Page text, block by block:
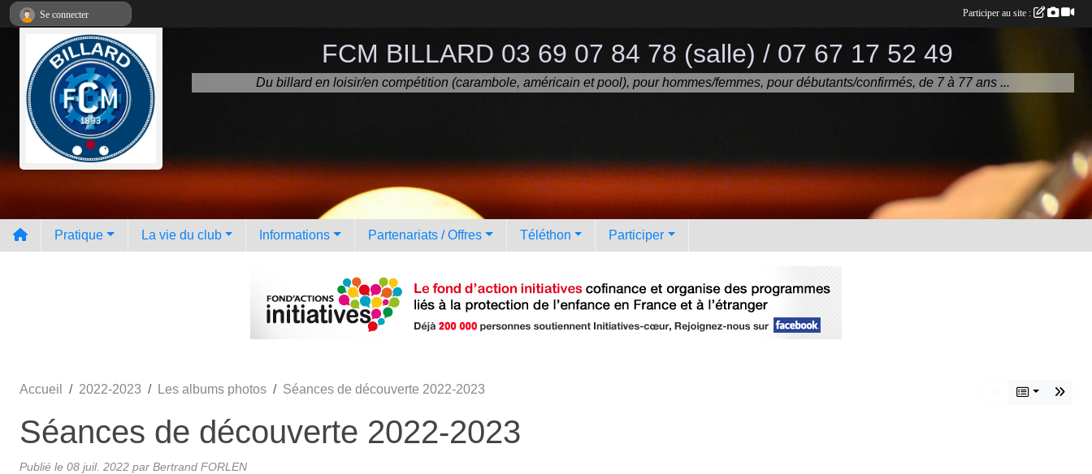
FCM BILLARD 03 69 07 84 78 (salle) / 07 67 17 52 49
Du billard en loisir/en compétition (carambole, américain et pool), pour hommes/femmes, pour débutants/confirmés, de 7 à 77 ans ...
Pratique La vie du club Informations Partenariats / Offres Téléthon Participer
Accueil 2022-2023 Les albums photos Séances de découverte 2022-2023
Séances de découverte 2022-2023
Publié le 08 juil. 2022 par Bertrand FORLEN
Se connecter Participer au site :
Panneau de gestion des cookies